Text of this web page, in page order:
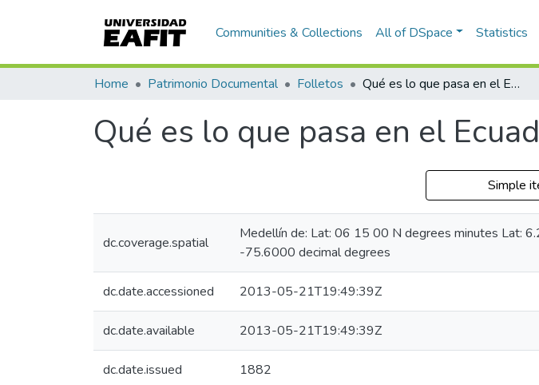
Communities & Collections All of DSpace Statistics
Home Patrimonio Documental Folletos Qué es lo que pasa en el Ecuador?
Qué es lo que pasa en el
Simple
dc.coverage.spatial
Medellín de: Lat: 06 15 00 N degrees minutes Lat:
-75.6000 decimal degrees
dc.date.accessioned 2013-05-21T19:49:39Z
dc.date.available 2013-05-21T19:49:39Z
dc.date.issued 1882